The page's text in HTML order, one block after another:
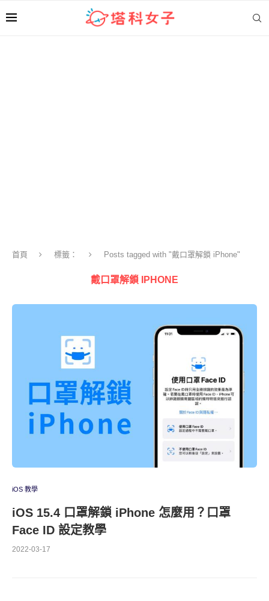
首頁 標籤： Posts tagged with "戴口罩解鎖 iPhone"
戴口罩解鎖 IPHONE
iOS 教學
iOS 15.4 口罩解鎖 iPhone 怎麼用？口罩
Face ID 設定教學
2022-03-17